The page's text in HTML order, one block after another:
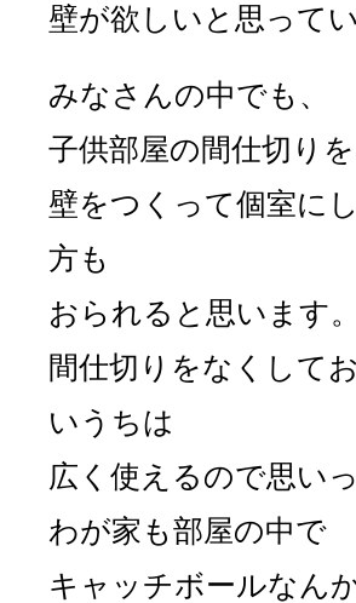
壁が欲しいと思ってい
みなさんの中でも、
子供部屋の間仕切り
壁をつくって個室に
方も
おられると思います。
間仕切りをなくして
いうちは
広く使えるので思い
わが家も部屋の中で
キャッチボールなん